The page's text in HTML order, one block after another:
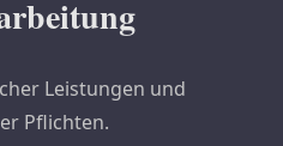
Leistungen und
Pflichten.